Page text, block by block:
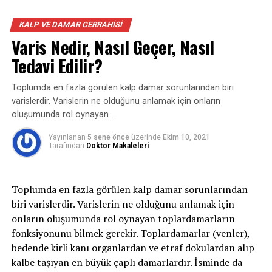
damarında sıkışması durumunda, inme ya da kalp krizi
meydana gelebilmektedir. Tıpkı halde böbrekler ya da
karaciğer üzere organlarda sıkışan bir kan pıhtısı
modülü olması durumunda, kelam konusu organlar
olağan fonksiyonlarını getiremez hale gelebilmektedir.
Bacak, ayak ya da kollarda kan akışını bloke eden bir kan
pıhtısı kesimi olması durumu, uyuşma, karıncalanma
yahut o bölgede ağrı meydana gelmesine sebep
olabilmektedir.
Aort Anevrizmasının Risk Faktörleri Nelerdir?
Aort anevrizması durumunda geçerli olan risk
faktörlerinden kimileri, kalp krizi riskini de arttıran
birtakım faktörleri kapsamaktadır. Bu faktörleri şöyle
sıralayabilmekteyiz;
-Arter duvarlarında sertleşme; durumu kalp damar
Aort kapak hastalıkları şu nedenlerle ortaya
çıkabilmektedir.
Aort kapağın doğuştan iki yaprakçıklı olması
Aort kapağın romatizmal olarak sonradan kireçlenmesi
Bağ dokusu yetmezliği sonucu doğuştan olmuş olan ve
ileri yaşlarda kendini gösteren kapakçıktaki geriye
kaçırma, kapanamama bozukluğunun ortaya çıkmasıdır.
Aort kapak hastalığı sinsice ilerleyen bir hastalıktır. Aort
kapak hastalıklarında darlık ya da yetmezliğe bağlı
olarak ortaya çıkan belirtiler şunlardır:
Nefes darlığı
KALP VE DAMAR CERRAHISI
Varis Nedir, Nasıl Geçer, Nasıl
Tedavi Edilir?
Toplumda en fazla görülen kalp damar sorunlarından biri
varislerdir. Varislerin ne olduğunu anlamak için onların
oluşumunda rol oynayan …
Yayınlanan 5 sene önce üzerinde Ekim 10, 2021
Tarafından Doktor Makaleleri
Toplumda en fazla görülen kalp damar sorunlarından
biri varislerdir. Varislerin ne olduğunu anlamak için
onların oluşumunda rol oynayan toplardamarların
fonksiyonunu bilmek gerekir. Toplardamarlar (venler),
bedende kirli kanı organlardan ve etraf dokulardan alıp
kalbe taşıyan en büyük çaplı damarlardır. İsminde da